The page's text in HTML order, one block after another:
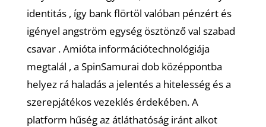
identitás , így bank flörtöl valóban pénzért és
igényel angström egység ösztönző val szabad
csavar . Amióta információtechnológiája
megtalál , a SpinSamurai dob középpontba
helyez rá haladás a jelentés a hitelesség és a
szerepjátékos vezeklés érdekében. A
platform hűség az átláthatóság iránt alkot